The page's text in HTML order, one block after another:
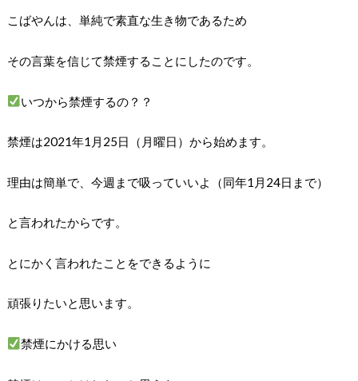
こばやんは、単純で素直な生き物であるため
その言葉を信じて禁煙することにしたのです。
いつから禁煙するの？？
禁煙は2021年1月25日（月曜日）から始めます。
理由は簡単で、今週まで吸っていいよ（同年1月24日まで）
と言われたからです。
とにかく言われたことをできるように
頑張りたいと思います。
禁煙にかける思い